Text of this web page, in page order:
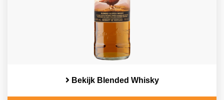
Bekijk Blended Whisky